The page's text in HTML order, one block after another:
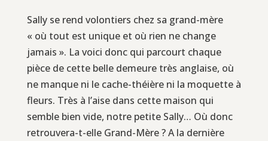
Sally se rend volontiers chez sa grand-mère
« où tout est unique et où rien ne change
jamais ». La voici donc qui parcourt chaque
pièce de cette belle demeure très anglaise, où
ne manque ni le cache-théière ni la moquette à
fleurs. Très à l’aise dans cette maison qui
semble bien vide, notre petite Sally… Où donc
retrouvera-t-elle Grand-Mère ? A la dernière